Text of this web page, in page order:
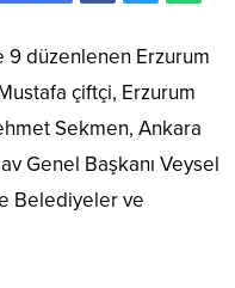
9 düzenlenen Erzurum
çiftçi, Erzurum
Sekmen, Ankara
Genel Başkanı Veysel
Belediyeler ve